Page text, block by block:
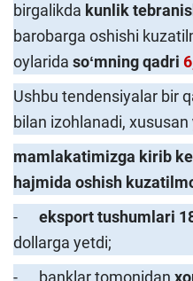
birgalikda kunlik
barobarga oshishi
oylarida soʻmning qadri
Ushbu tendensiyalar bir
bilan izohlanadi, xususan
mamlakatimizga kirib
hajmida oshish
- eksport tushumlari
dollarga yetdi;